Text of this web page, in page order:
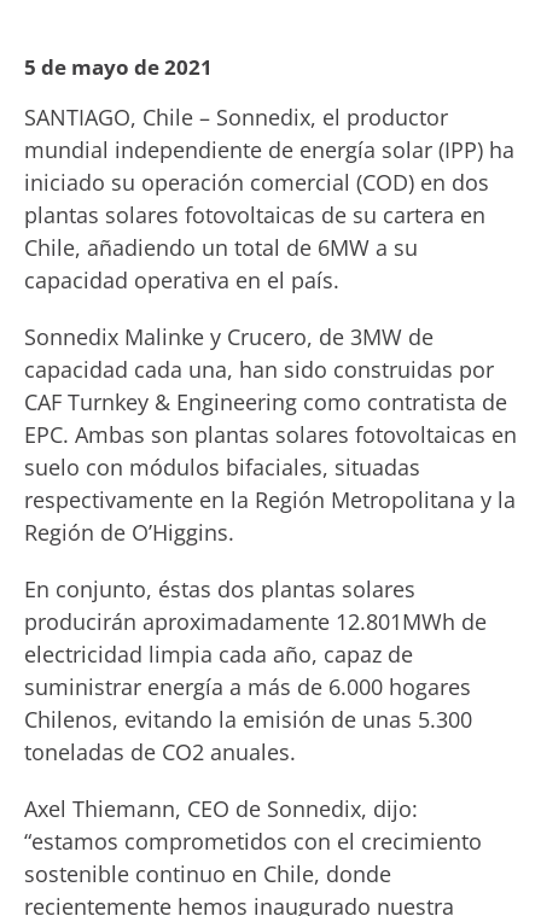
5 de mayo de 2021
SANTIAGO, Chile – Sonnedix, el productor
mundial independiente de energía solar (IPP) ha
iniciado su operación comercial (COD) en dos
plantas solares fotovoltaicas de su cartera en
Chile, añadiendo un total de 6MW a su
capacidad operativa en el país.
Sonnedix Malinke y Crucero, de 3MW de
capacidad cada una, han sido construidas por
CAF Turnkey & Engineering como contratista de
EPC. Ambas son plantas solares fotovoltaicas en
suelo con módulos bifaciales, situadas
respectivamente en la Región Metropolitana y la
Región de O’Higgins.
En conjunto, éstas dos plantas solares
producirán aproximadamente 12.801MWh de
electricidad limpia cada año, capaz de
suministrar energía a más de 6.000 hogares
Chilenos, evitando la emisión de unas 5.300
toneladas de CO2 anuales.
Axel Thiemann, CEO de Sonnedix, dijo:
“estamos comprometidos con el crecimiento
sostenible continuo en Chile, donde
recientemente hemos inaugurado nuestra